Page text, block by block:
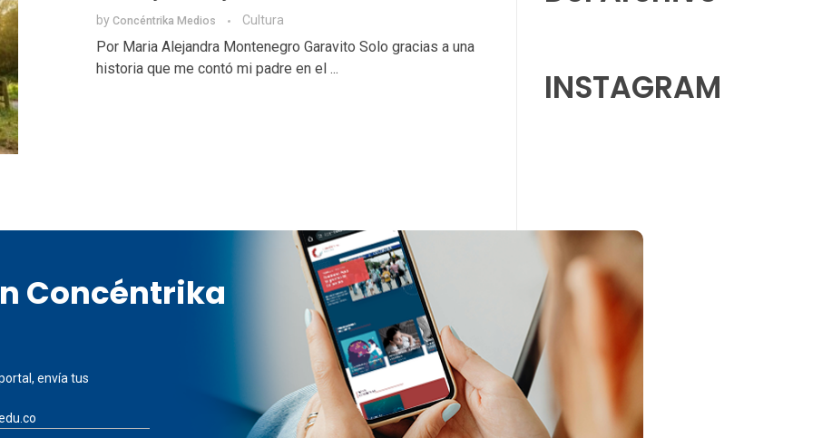
by Concéntrika Medios Cultura
Por Maria Alejandra Montenegro Garavito Solo gracias a una
historia que me contó mi padre en el ...
INSTAGRAM
Concéntrika
envía tus